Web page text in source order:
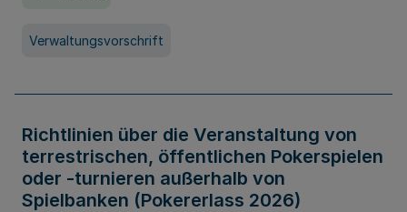
Verwaltungsvorschrift
Richtlinien über die Veranstaltung von
terrestrischen, öffentlichen Pokerspielen
oder -turnieren außerhalb von
Spielbanken (Pokererlass 2026)